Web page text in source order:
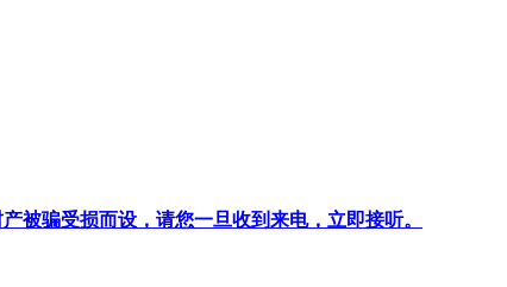
被骗受损而设，请您一旦收到来电，立即接听。